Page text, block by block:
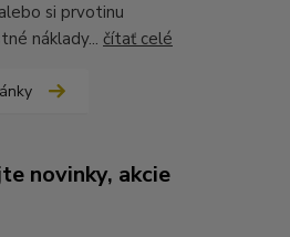
si prvotinu
náklady... čítať celé
novinky, akcie